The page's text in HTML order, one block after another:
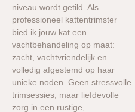
niveau wordt getild. Als
professioneel kattentrimster
bied ik jouw kat een
vachtbehandeling op maat:
zacht, vachtvriendelijk en
volledig afgestemd op haar
unieke noden. Geen stressvolle
trimsessies, maar liefdevolle
zorg in een rustige,